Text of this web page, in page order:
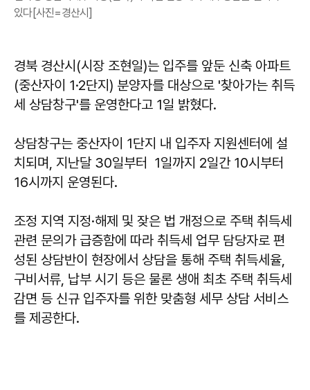
있다[사진=경산시]
경북 경산시(시장 조현일)는 입주를 앞둔 신축 아파트
(중산자이 1·2단지) 분양자를 대상으로 '찾아가는 취득
세 상담창구'를 운영한다고 1일 밝혔다.
상담창구는 중산자이 1단지 내 입주자 지원센터에 설
치되며, 지난달 30일부터 1일까지 2일간 10시부터
16시까지 운영된다.
조정 지역 지정·해제 및 잦은 법 개정으로 주택 취득세
관련 문의가 급증함에 따라 취득세 업무 담당자로 편
성된 상담반이 현장에서 상담을 통해 주택 취득세율,
구비서류, 납부 시기 등은 물론 생애 최초 주택 취득세
감면 등 신규 입주자를 위한 맞춤형 세무 상담 서비스
를 제공한다.